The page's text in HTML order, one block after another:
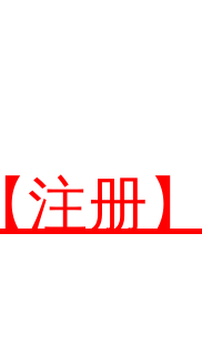
【注册】